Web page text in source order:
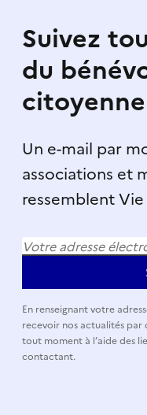
Suivez
du
citoyenne
Un e-mail par
associations et
ressemblent
En renseignant votre
recevoir nos actualités par
tout moment à l’aide des
contactant.